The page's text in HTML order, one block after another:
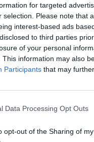
for targeted
selection. Please note that
interest-based ads
to third parties
of your personal
This information may also
Participants that may
Data Processing Opt Outs
opt-out of the Sharing of
των εσόδων από
(+15% ετησίως)
Δ’ τρίμηνο 2023,
αύξησης σε όλες
Λιανικής,
αύξηση υπερέβη το
των συναλλαγών
στα ψηφιακά